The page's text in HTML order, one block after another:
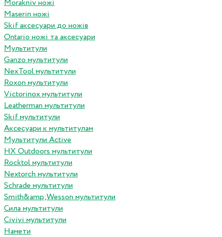
Morakniv ножі
Maserin ножі
Skif аксесуари до ножів
Ontario ножі та аксесуари
Мультитули
Ganzo мультитули
NexTool мультитули
Roxon мультитули
Victorinox мультитули
Leatherman мультитули
Skif мультитули
Аксесуари к мультитулам
Мультитули Active
HX Outdoors мультитули
Rocktol мультитули
Nextorch мультитули
Schrade мультитули
Smith&amp;Wesson мультитули
Сила мультитули
Civivi мультитули
Намети